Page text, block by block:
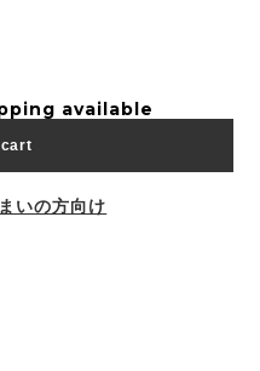
available
いの方向け